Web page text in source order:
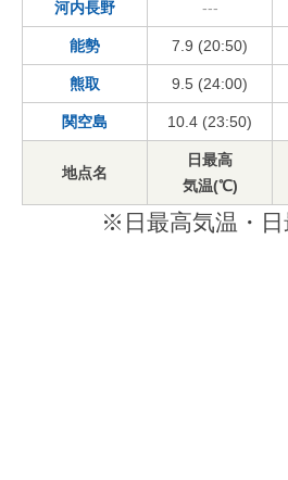
河内長野 ---
能勢 7.9 (20:50)
熊取 9.5 (24:00)
関空島 10.4 (23:50)
地点名
日最高
気温(℃)
※日最高気温・